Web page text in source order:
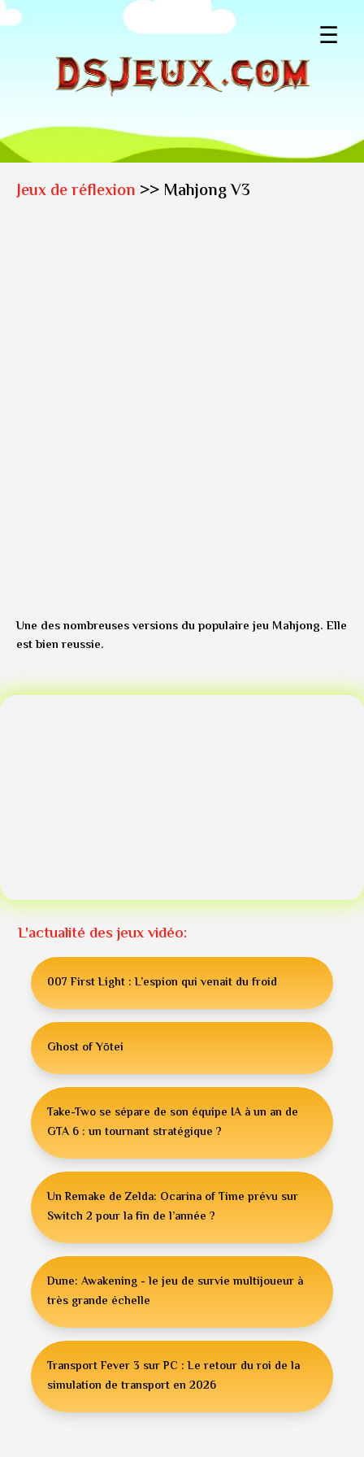
☰
Jeux de réflexion >> Mahjong V3
Une des nombreuses versions du populaire jeu Mahjong. Elle
est bien reussie.
L'actualité des jeux vidéo:
007 First Light : L’espion qui venait du froid
Ghost of Yōtei
Take-Two se sépare de son équipe IA à un an de
GTA 6 : un tournant stratégique ?
Un Remake de Zelda: Ocarina of Time prévu sur
Switch 2 pour la fin de l’année ?
Dune: Awakening - le jeu de survie multijoueur à
très grande échelle
Transport Fever 3 sur PC : Le retour du roi de la
simulation de transport en 2026